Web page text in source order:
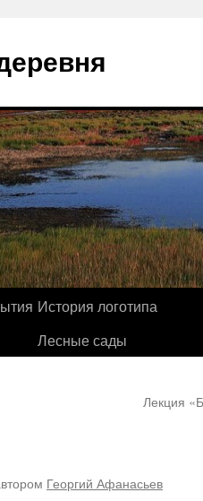
История логотипа
Лесные сады
Лекция
Георгий Афанасьев